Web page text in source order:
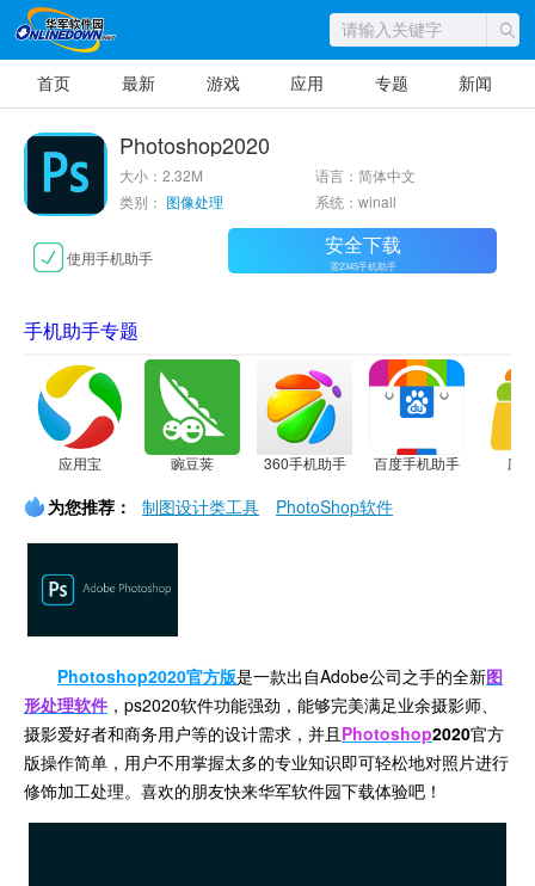
首页 最新 游戏 应用 专题 新闻
Photoshop2020
大小：2.32M
语言：简体中文
类别： 图像处理 系统：winall
使用手机助手 安全下载
需2345手机助手
手机助手专题
应用宝 豌豆荚 360手机助手 百度手机助手 应
为您推荐： 制图设计类工具 PhotoShop软件
Photoshop2020官方版是一款出自Adobe公司之手的全新图
形处理软件 ，ps2020软件功能强劲，能够完美满足业余摄影师、
摄影爱好者和商务用户等的设计需求，并且 Photoshop2020官方
版操作简单，用户不用掌握太多的专业知识即可轻松地对照片进行
修饰加工处理。喜欢的朋友快来华军软件园下载体验吧！